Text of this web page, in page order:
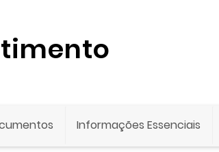
Informações Essenciais